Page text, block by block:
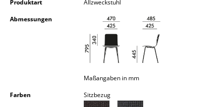
Licht
Hängeleuchten & Deckenleuchten
Schreibtischleuchten
Stehleuchten & Leseleuchten
Produktart
Allzweckstuhl
Abmessungen
Maßangaben in mm
Farben Sitzbezug